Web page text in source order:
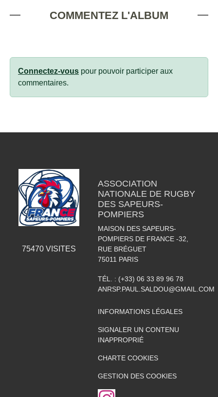
COMMENTEZ L'ALBUM
Connectez-vous pour pouvoir participer aux
commentaires.
75470VISITES
ASSOCIATION
NATIONALE DE RUGBY
DES SAPEURS-
POMPIERS
MAISON DES SAPEURS-
POMPIERS DE FRANCE -32,
RUE BRÉGUET
75011 PARIS
TÉL. : (+33) 06 33 89 96 78
ANRSP.PAUL.SALDOU@GMAIL.COM
INFORMATIONS LÉGALES
SIGNALER UN CONTENU
INAPPROPRIÉ
CHARTE COOKIES
GESTION DES COOKIES